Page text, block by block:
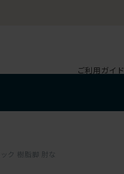
ご利用ガイド
ク 樹脂脚 肘な